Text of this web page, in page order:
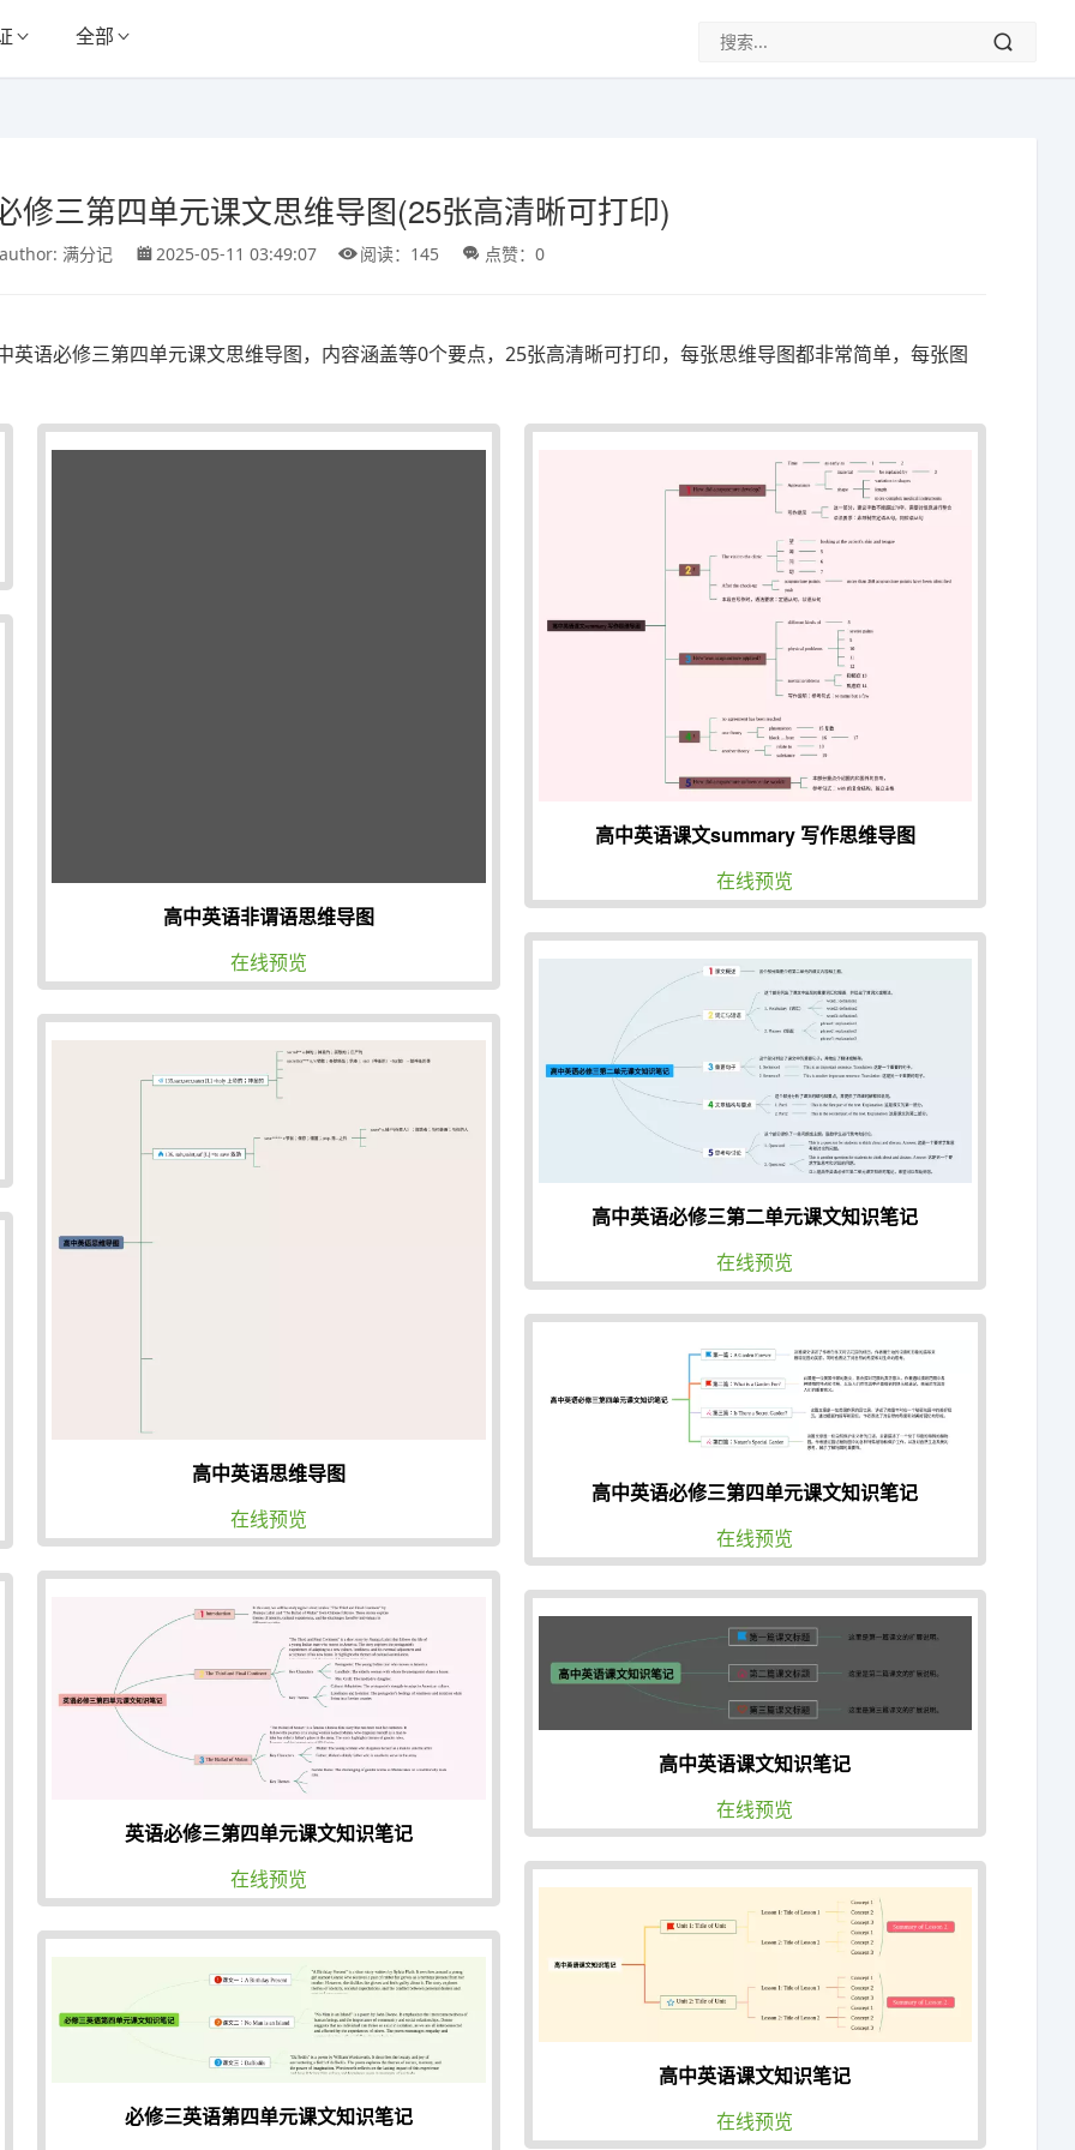
全部
修三第四单元课文思维导图(25张高清晰可打印)
满分记 2025-05-11 03:49:07 阅读：145 点赞：0
语必修三第四单元课文思维导图，内容涵盖等0个要点，25张高清晰可打印，每张思维导图都非常简单，每张图
高中英语非谓语思维导图
在线预览
高中英语思维导图
在线预览
英语必修三第四单元课文知识笔记
在线预览
必修三英语第四单元课文知识笔记
高中英语课文summary 写作思维导图
在线预览
高中英语必修三第二单元课文知识笔记
在线预览
高中英语必修三第四单元课文知识笔记
在线预览
高中英语课文知识笔记
在线预览
高中英语课文知识笔记
在线预览